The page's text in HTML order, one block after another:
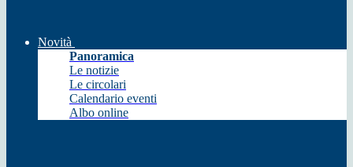
Novità
Panoramica
Le notizie
Le circolari
Calendario eventi
Albo online